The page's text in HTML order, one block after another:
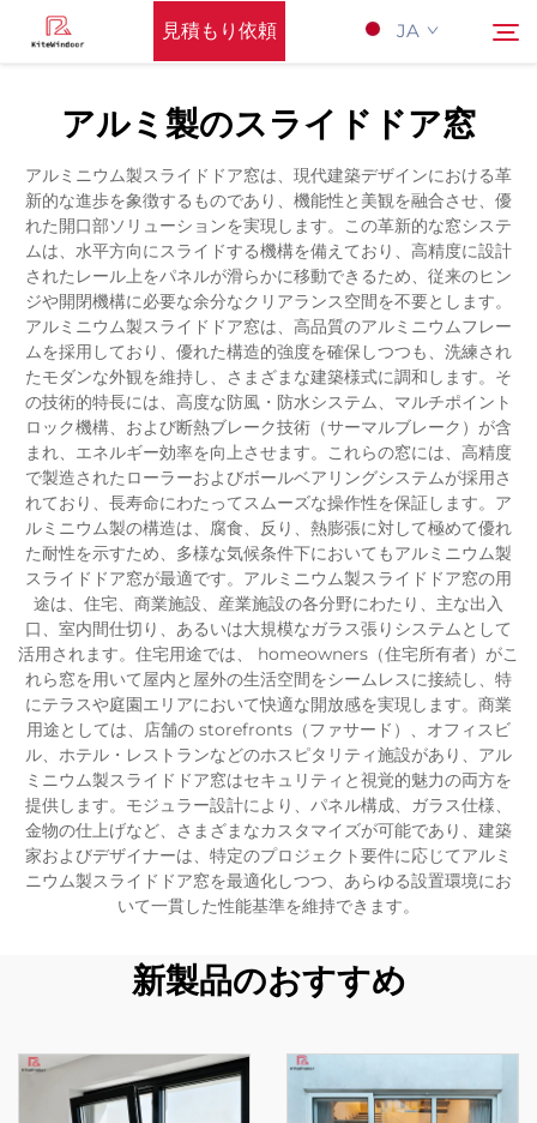
見積もり依頼 JA
Hōmupeーji
サポート
製品
応用
Nyūsu
Kontakuto Us
検索
アルミ製のスライドドア窓
アルミニウム製スライドドア窓は、現代建築デザインにおける革
新的な進歩を象徴するものであり、機能性と美観を融合させ、優
れた開口部ソリューションを実現します。この革新的な窓システ
ムは、水平方向にスライドする機構を備えており、高精度に設計
されたレール上をパネルが滑らかに移動できるため、従来のヒン
ジや開閉機構に必要な余分なクリアランス空間を不要とします。
アルミニウム製スライドドア窓は、高品質のアルミニウムフレー
ムを採用しており、優れた構造的強度を確保しつつも、洗練され
たモダンな外観を維持し、さまざまな建築様式に調和します。そ
の技術的特長には、高度な防風・防水システム、マルチポイント
ロック機構、および断熱ブレーク技術（サーマルブレーク）が含
まれ、エネルギー効率を向上させます。これらの窓には、高精度
で製造されたローラーおよびボールベアリングシステムが採用さ
れており、長寿命にわたってスムーズな操作性を保証します。ア
ルミニウム製の構造は、腐食、反り、熱膨張に対して極めて優れ
た耐性を示すため、多様な気候条件下においてもアルミニウム製
スライドドア窓が最適です。アルミニウム製スライドドア窓の用
途は、住宅、商業施設、産業施設の各分野にわたり、主な出入
口、室内間仕切り、あるいは大規模なガラス張りシステムとして
活用されます。住宅用途では、 homeowners（住宅所有者）がこ
れら窓を用いて屋内と屋外の生活空間をシームレスに接続し、特
にテラスや庭園エリアにおいて快適な開放感を実現します。商業
用途としては、店舗の storefronts（ファサード）、オフィスビ
ル、ホテル・レストランなどのホスピタリティ施設があり、アル
ミニウム製スライドドア窓はセキュリティと視覚的魅力の両方を
提供します。モジュラー設計により、パネル構成、ガラス仕様、
金物の仕上げなど、さまざまなカスタマイズが可能であり、建築
家およびデザイナーは、特定のプロジェクト要件に応じてアルミ
ニウム製スライドドア窓を最適化しつつ、あらゆる設置環境にお
いて一貫した性能基準を維持できます。
新製品のおすすめ